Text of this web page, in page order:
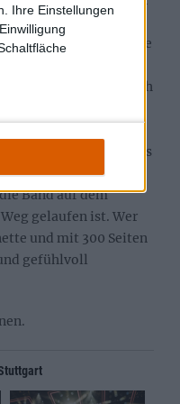
Ihre Einstellungen
aber massenhaft
von Leuten wie Ritchie
Konzerten hinter sich
und daran, dass
hat. Ich glaube
Band auf dem
gelaufen ist. Wer
und mit 300 Seiten
gefühlvoll